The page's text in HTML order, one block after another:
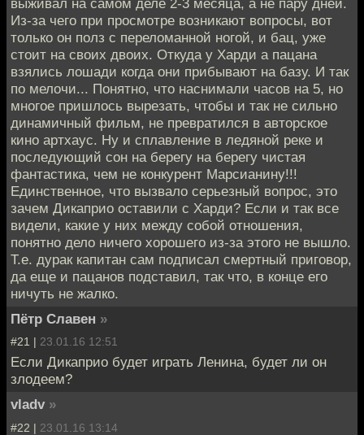
выживал на самом деле 2-3 месяца, а не пару дней.
Из-за чего при просмотре возникают вопросы, вот
только он полз с переломанной ногой, и бац, уже
стоит на своих двоих. Откуда у Харди а пацана
взялись лошади когда они прибывают на базу. И так
по мелочи... Понятно, что наснимали часов на 5, но
многое пришлось вырезать, чтобы и так не сильно
динамичный фильм, не превратился в авторское
кино артхаус. Ну и сплавление в ледяной реке и
последующий сон на берегу на берегу чистая
фантастика, чем не конкурент Марсианину!!!
Единственное, что вызвало серьезный вопрос, это
зачем Дикаприо оставили с Харди? Если и так все
видели, какие у них между собой отношения,
понятно дело ничего хорошего из-за этого не вышло.
Т.е. дурак капитан сам подписал смертный приговор,
да еще и пацанов подставил, так что, в конце его
ничуть не жалко.
Пётр Славен »
#21 | 23.01.16 12:51
Если Дикаприо будет играть Ленина, будет ли он
злодеем?
vladv »
#22 | 23.01.16 13:14